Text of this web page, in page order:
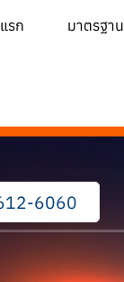
รก มาตรฐาน
6060